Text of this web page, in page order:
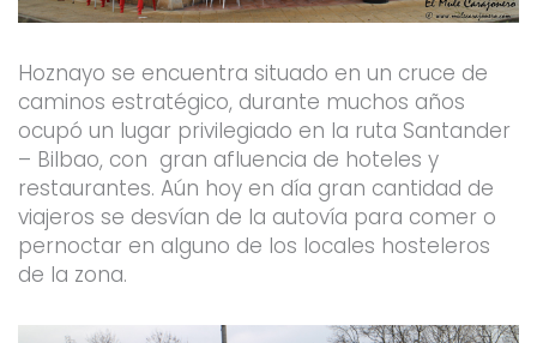
Hoznayo se encuentra situado en un cruce de
caminos estratégico, durante muchos años
ocupó un lugar privilegiado en la ruta Santander
– Bilbao, con gran afluencia de hoteles y
restaurantes. Aún hoy en día gran cantidad de
viajeros se desvían de la autovía para comer o
pernoctar en alguno de los locales hosteleros
de la zona.